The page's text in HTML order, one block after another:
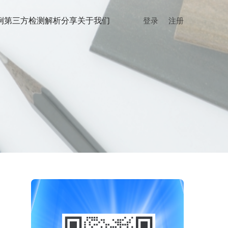
第三方检测解析分享关于我们 登录 注册